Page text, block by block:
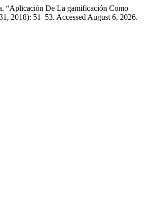
“Aplicación De La gamificación Como
2018): 51–53. Accessed August 6, 2026.